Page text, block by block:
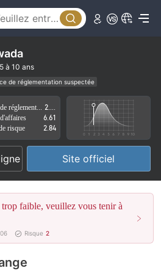
pour l'instant.
5 à 10 ans
de réglementation suspectée
d'affaires suspectée
Risque élevé potentiel
6.61
risque
2.84
Site officiel
faible, veuillez vous tenir à
Risque 2